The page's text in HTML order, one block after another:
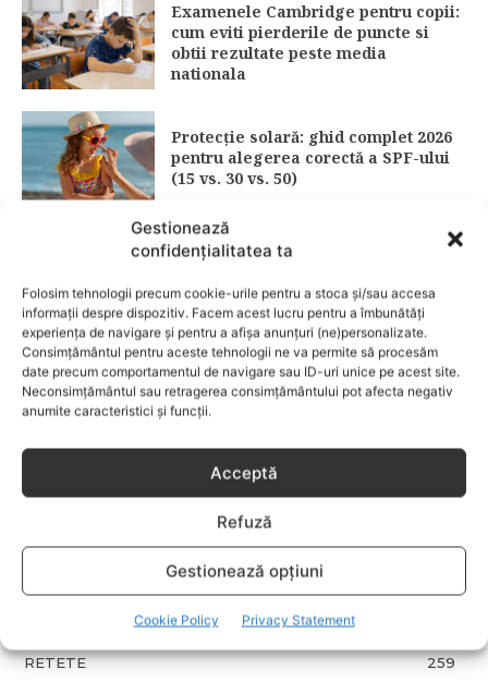
Gestionează
confidențialitatea ta
Folosim tehnologii precum cookie-urile pentru a stoca și/sau accesa
informații despre dispozitiv. Facem acest lucru pentru a îmbunătăți
experiența de navigare și pentru a afișa anunțuri (ne)personalizate.
Consimțământul pentru aceste tehnologii ne va permite să procesăm
date precum comportamentul de navigare sau ID-uri unice pe acest site.
Neconsimțământul sau retragerea consimțământului pot afecta negativ
anumite caracteristici și funcții.
Acceptă
Refuză
Gestionează opțiuni
Cookie Policy Privacy Statement
Examenele Cambridge pentru copii:
cum eviti pierderile de puncte si
obtii rezultate peste media
nationala
Protecție solară: ghid complet 2026
pentru alegerea corectă a SPF-ului
(15 vs. 30 vs. 50)
Fără lacrimi, fără iritații: cum alegi
șamponul perfect pentru copilul tău
CATEGORII POPULARE
EVENIMENTE
741
LIFESTYLE
DEZVOLTAREA COPILULUI
379
COMPORTAMENT
RETETE
259